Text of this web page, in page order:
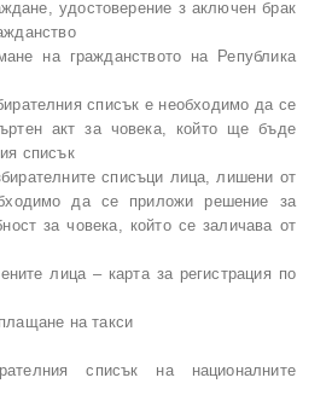
удостоверение з аключен брак
на гражданството на Република
списък е необходимо да се
акт за човека, който ще бъде
списък
списъци лица, лишени от
да се приложи решение за
за човека, който се заличава от
лица – карта за регистрация по
на такси
списък на националните